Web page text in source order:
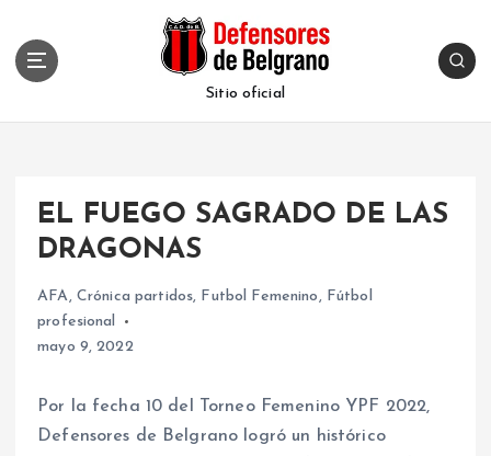
Sitio oficial
EL FUEGO SAGRADO DE LAS
DRAGONAS
AFA, Crónica partidos, Futbol Femenino, Fútbol
profesional
mayo 9, 2022
Por la fecha 10 del Torneo Femenino YPF 2022,
Defensores de Belgrano logró un histórico